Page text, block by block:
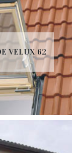
VELUX 62